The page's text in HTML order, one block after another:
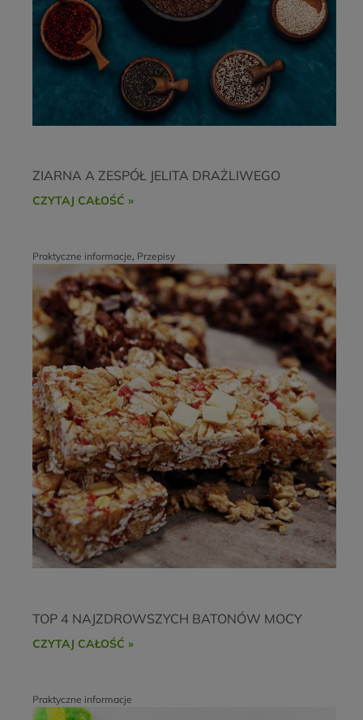
ZIARNA A ZESPÓŁ JELITA DRAŻLIWEGO
CZYTAJ CAŁOŚĆ »
Praktyczne informacje, Przepisy
TOP 4 NAJZDROWSZYCH BATONÓW MOCY
CZYTAJ CAŁOŚĆ »
Praktyczne informacje